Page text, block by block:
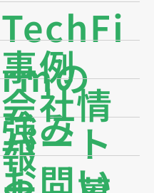
TechFi
rmの
強み
パート
会社情
報
事例
お問い